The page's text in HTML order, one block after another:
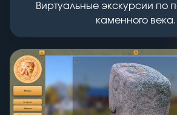
Виртуальные экскурсии по
каменного века.